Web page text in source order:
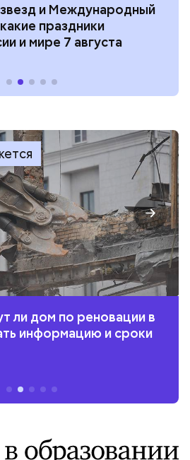
и Международный
праздники
и мире 7 августа
ли дом по реновации в
информацию и сроки